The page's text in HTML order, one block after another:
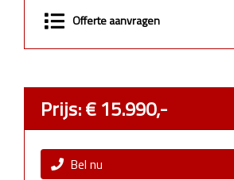
Offerte aanvragen
Prijs: € 15.990,-
Bel nu